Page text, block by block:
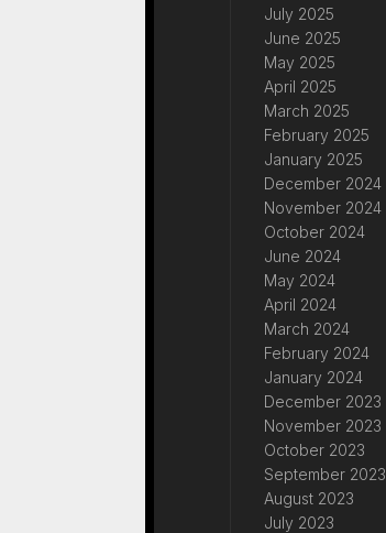
July 2025
June 2025
May 2025
April 2025
March 2025
February 2025
January 2025
December 2024
November 2024
October 2024
June 2024
May 2024
April 2024
March 2024
February 2024
January 2024
December 2023
November 2023
October 2023
September 2023
August 2023
July 2023